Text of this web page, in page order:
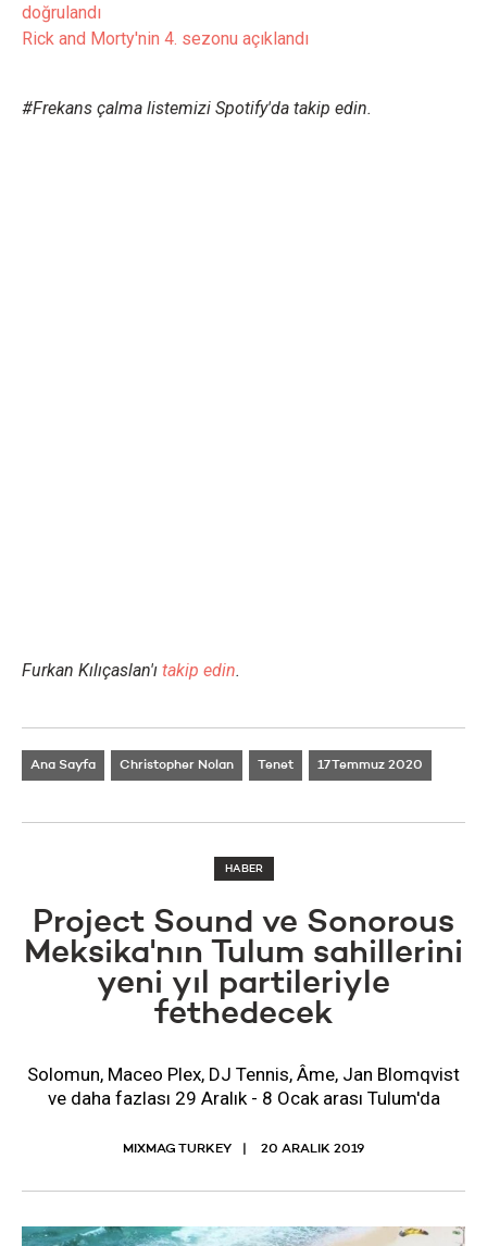
doğrulandı
Rick and Morty'nin 4. sezonu açıklandı
#Frekans çalma listemizi Spotify'da takip edin.
Furkan Kılıçaslan'ı takip edin.
Ana Sayfa Christopher Nolan Tenet 17 Temmuz 2020
HABER
Project Sound ve Sonorous
Meksika'nın Tulum sahillerini
yeni yıl partileriyle
fethedecek
Solomun, Maceo Plex, DJ Tennis, Âme, Jan Blomqvist
ve daha fazlası 29 Aralık - 8 Ocak arası Tulum'da
MIXMAG TURKEY 20 ARALIK 2019